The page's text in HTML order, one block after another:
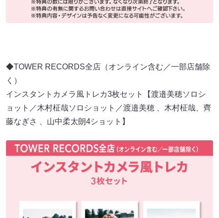
◆TOWER RECORDS全店（オンライン含む／一部店舗除
く）
インスタントカメラ風トレカ3枚セット【渡邉美穂ソロシ
ョット／木村柾哉ソロショット／渡邉美穂 、木村柾哉、齊
藤なぎさ 、山中柔太朗4ショット】